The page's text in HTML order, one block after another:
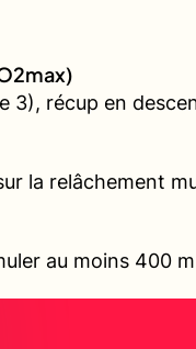
3), récup en
la relâchement
au moins 400